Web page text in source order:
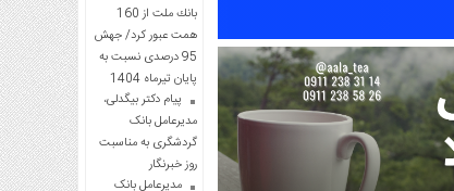
بانك ملت از 160
همت عبور كرد/ جهش
95 درصدی نسبت به
پایان تیرماه 1404
پیام دکتر بیگدلی،
مدیرعامل بانک
گردشگری به مناسبت
روز خبرنگار
مدیرعامل بانک